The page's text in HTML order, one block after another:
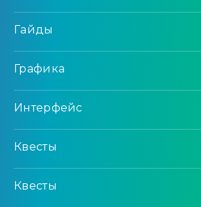
Гайды
Графика
Интерфейс
Квесты
Квесты